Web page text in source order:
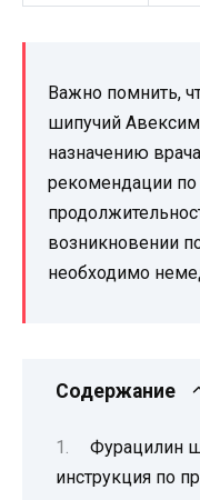
Важно помнить,
шипучий
назначению
рекомендации
возникновении
необходимо
Содержание
Фурацилин
инструкция по